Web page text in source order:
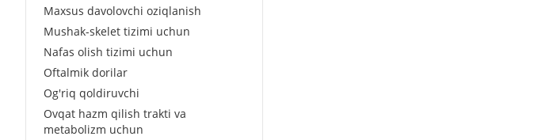
Maxsus davolovchi oziqlanish
Mushak-skelet tizimi uchun
Nafas olish tizimi uchun
Oftalmik dorilar
Og'riq qoldiruvchi
Ovqat hazm qilish trakti va
metabolizm uchun